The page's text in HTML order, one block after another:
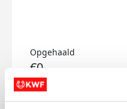
Opgehaald
€0
Doneer